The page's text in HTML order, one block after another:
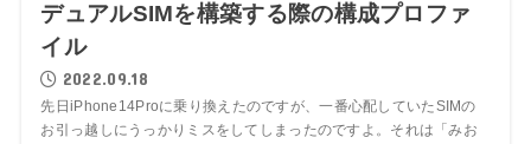
デュアルSIMを構築する際の構成プロファ
イル
2022.09.18
先日iPhone14Proに乗り換えたのですが、一番心配していたSIMの
お引っ越しにうっかりミスをしてしまったのですよ。それは「みお